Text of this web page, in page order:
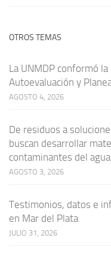
OTROS TEMAS
La UNMDP conformó
Autoevaluación y
AGOSTO 4, 2026
De residuos a
buscan desarrollar
contaminantes del agua
AGOSTO 3, 2026
Testimonios, datos e
en Mar del Plata
JULIO 31, 2026